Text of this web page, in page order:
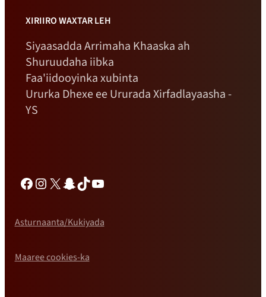
XIRIIRO WAXTAR LEH
Siyaasadda Arrimaha Khaaska ah
Shuruudaha iibka
Faa'iidooyinka xubinta
Ururka Dhexe ee Ururada Xirfadlayaasha -
YS
Asturnaanta/Kukiyada
Maaree cookies-ka
Facebook
Instagram
X Snapchat
TikTokYouTube